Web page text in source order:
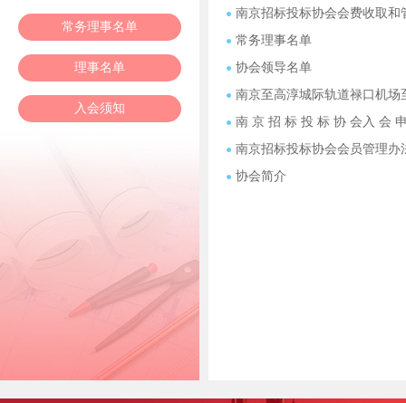
常务理事名单
理事名单
入会须知
南京招标投标协会会费收取和
常务理事名单
协会领导名单
南京至高淳城际轨道禄口机场
南 京 招 标 投 标 协 会入 会
南京招标投标协会会员管理办
协会简介